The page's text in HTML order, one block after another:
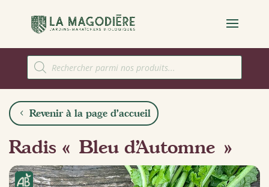
Recherche
de
produits
Revenir à la page d'accueil
Radis « Bleu d’Automne »